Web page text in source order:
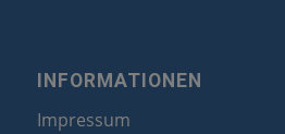
INFORMATIONEN
Impressum